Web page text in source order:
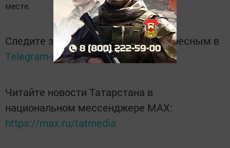
месте.
Следите за самым важным и интересным в
Telegram-каналеТатмедиа
Читайте новости Татарстана в
национальном мессенджере MАХ:
https://max.ru/tatmedia